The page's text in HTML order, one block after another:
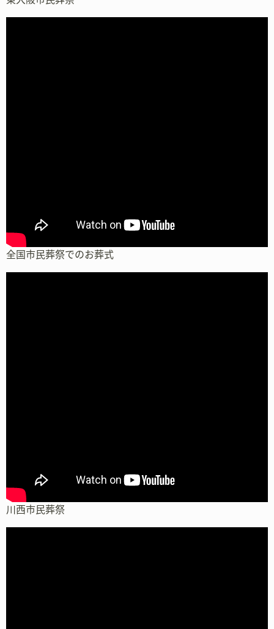
全国市民葬祭でのお葬式
川西市民葬祭